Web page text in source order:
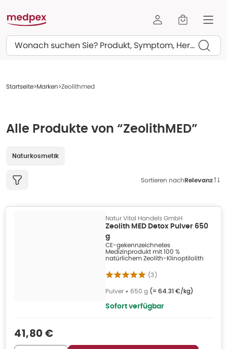
Suchen
Startseite Marken Zeolithmed
Alle Produkte von “ZeolithMED”
Naturkosmetik
Sortieren nachRelevanz
Natur Vital Handels GmbH
Zeolith MED Detox Pulver 650
g
CE-gekennzeichnetes
Medizinprodukt mit 100 %
natürlichem Zeolith-Klinoptilolith
(3)
Pulver • 650 g (= 64.31 €/kg)
Sofort verfügbar
Verkaufspreis
41,80 €